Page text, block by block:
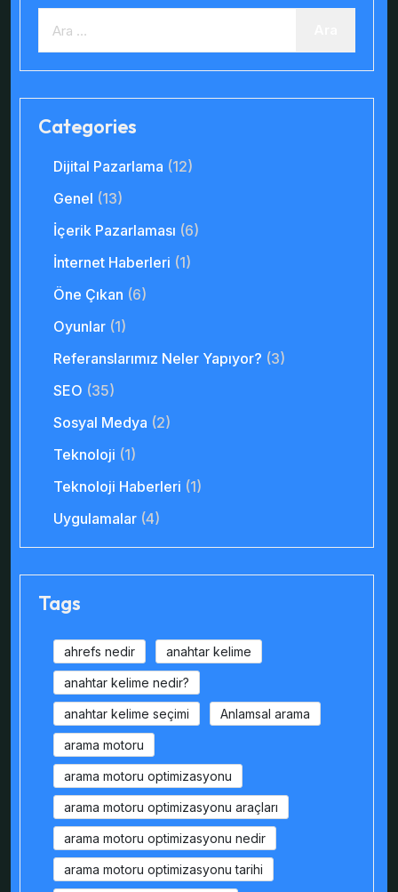
Categories
Dijital Pazarlama (12)
Genel (13)
İçerik Pazarlaması (6)
İnternet Haberleri (1)
Öne Çıkan (6)
Oyunlar (1)
Referanslarımız Neler Yapıyor? (3)
SEO (35)
Sosyal Medya (2)
Teknoloji (1)
Teknoloji Haberleri (1)
Uygulamalar (4)
Tags
ahrefs nedir anahtar kelime
anahtar kelime nedir?
anahtar kelime seçimi Anlamsal arama
arama motoru
arama motoru optimizasyonu
arama motoru optimizasyonu araçları
arama motoru optimizasyonu nedir
arama motoru optimizasyonu tarihi